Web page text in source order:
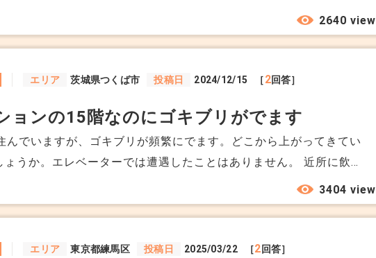
てみようと思い、ネットで見つけた会社に行ってみました。 初めて
ともあり、いろいろ説明してくれたのですが、なにが分からないか
で
う事になりました。 社宅だったため、家賃の負担は4月か
ていたため、2、3月の自己負担は厳しかったです。今更どうしよう
思いますが、この段階でなにかいい方法はないのでしょうか？
2640 view
エリア 茨城県つくば市 投稿日 2024/12/15 ［2回答］
ョンの15階なのにゴキブリがでます
んでいますが、ゴキブリが頻繁にでます。どこから上がってきてい
ょうか。エレベーターでは遭遇したことはありません。 近所に飲食
なく、住宅街です。管理会社に駆除をお願いできるものでしょう
てください
3404 view
エリア 東京都練馬区 投稿日 2025/03/22 ［2回答］